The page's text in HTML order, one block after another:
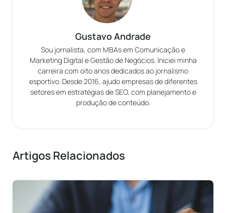
Gustavo Andrade
Sou jornalista, com MBAs em Comunicação e
Marketing Digital e Gestão de Negócios. Iniciei minha
carreira com oito anos dedicados ao jornalismo
esportivo. Desde 2016, ajudo empresas de diferentes
setores em estratégias de SEO, com planejamento e
produção de conteúdo.
Artigos Relacionados